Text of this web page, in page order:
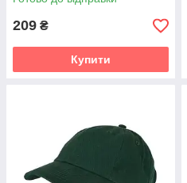
209 ₴
Купити